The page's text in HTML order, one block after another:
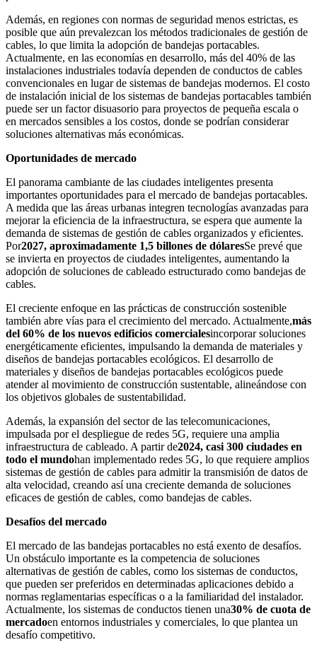
Además, en regiones con normas de seguridad menos estrictas, es
posible que aún prevalezcan los métodos tradicionales de gestión de
cables, lo que limita la adopción de bandejas portacables.
Actualmente, en las economías en desarrollo, más del 40% de las
instalaciones industriales todavía dependen de conductos de cables
convencionales en lugar de sistemas de bandejas modernos. El costo
de instalación inicial de los sistemas de bandejas portacables también
puede ser un factor disuasorio para proyectos de pequeña escala o
en mercados sensibles a los costos, donde se podrían considerar
soluciones alternativas más económicas.
Oportunidades de mercado
El panorama cambiante de las ciudades inteligentes presenta
importantes oportunidades para el mercado de bandejas portacables.
A medida que las áreas urbanas integren tecnologías avanzadas para
mejorar la eficiencia de la infraestructura, se espera que aumente la
demanda de sistemas de gestión de cables organizados y eficientes.
Por2027, aproximadamente 1,5 billones de dólaresSe prevé que
se invierta en proyectos de ciudades inteligentes, aumentando la
adopción de soluciones de cableado estructurado como bandejas de
cables.
El creciente enfoque en las prácticas de construcción sostenible
también abre vías para el crecimiento del mercado. Actualmente,más
del 60% de los nuevos edificios comercialesincorporar soluciones
energéticamente eficientes, impulsando la demanda de materiales y
diseños de bandejas portacables ecológicos. El desarrollo de
materiales y diseños de bandejas portacables ecológicos puede
atender al movimiento de construcción sustentable, alineándose con
los objetivos globales de sustentabilidad.
Además, la expansión del sector de las telecomunicaciones,
impulsada por el despliegue de redes 5G, requiere una amplia
infraestructura de cableado. A partir de2024, casi 300 ciudades en
todo el mundohan implementado redes 5G, lo que requiere amplios
sistemas de gestión de cables para admitir la transmisión de datos de
alta velocidad, creando así una creciente demanda de soluciones
eficaces de gestión de cables, como bandejas de cables.
Desafíos del mercado
El mercado de las bandejas portacables no está exento de desafíos.
Un obstáculo importante es la competencia de soluciones
alternativas de gestión de cables, como los sistemas de conductos,
que pueden ser preferidos en determinadas aplicaciones debido a
normas reglamentarias específicas o a la familiaridad del instalador.
Actualmente, los sistemas de conductos tienen una30% de cuota de
mercadoen entornos industriales y comerciales, lo que plantea un
desafío competitivo.